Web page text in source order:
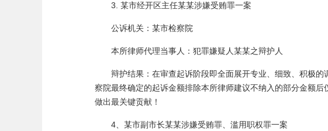
3. 某市经开区主任某某涉嫌受贿罪一案
公诉机关：某市检察院
本所律师代理当事人：犯罪嫌疑人某某之辩护人
辩护结果：在审查起诉阶段即全面展开专业、细致、积极
察院最终确定的起诉金额排除本所律师建议不纳入的部分金额
做出最关键贡献！
4、某市副市长某某涉嫌受贿罪、滥用职权罪一案